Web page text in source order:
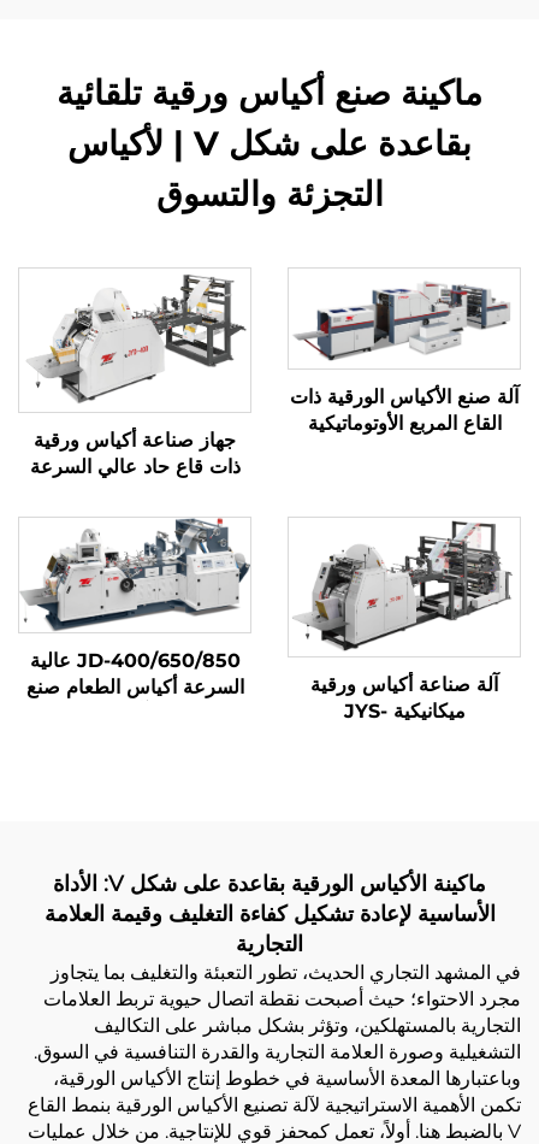
ماكينة صنع أكياس ورقية تلقائية
بقاعدة على شكل V | لأكياس
التجزئة والتسوق
آلة صنع الأكياس الورقية ذات
القاع المربع الأوتوماتيكية
جهاز صناعة أكياس ورقية
ذات قاع حاد عالي السرعة
JYD-400/650/850
آلة صناعة أكياس ورقية
ميكانيكية JYS-
JD-400/650/850 عالية
السرعة أكياس الطعام صنع
ماكينة الأكياس الورقية بقاعدة على شكل V: الأداة
الأساسية لإعادة تشكيل كفاءة التغليف وقيمة العلامة
التجارية
في المشهد التجاري الحديث، تطور التعبئة والتغليف بما يتجاوز
مجرد الاحتواء؛ حيث أصبحت نقطة اتصال حيوية تربط العلامات
التجارية بالمستهلكين، وتؤثر بشكل مباشر على التكاليف
التشغيلية وصورة العلامة التجارية والقدرة التنافسية في السوق.
وباعتبارها المعدة الأساسية في خطوط إنتاج الأكياس الورقية،
تكمن الأهمية الاستراتيجية لآلة تصنيع الأكياس الورقية بنمط القاع
V بالضبط هنا. أولاً، تعمل كمحفز قوي للإنتاجية. من خلال عمليات